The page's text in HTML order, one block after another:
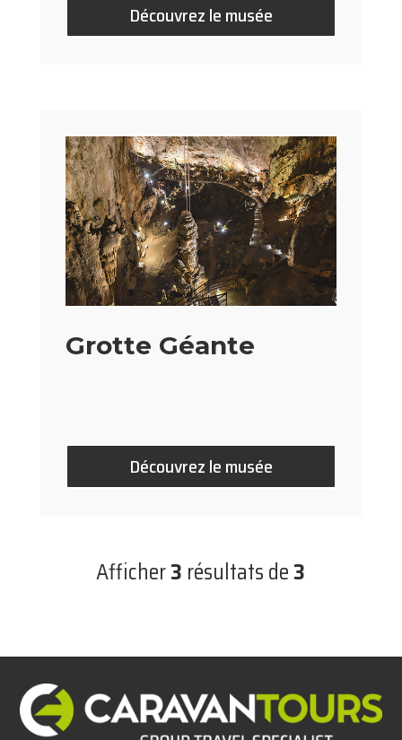
Découvrez le musée
Grotte Géante
Découvrez le musée
Afficher3 résultats de3